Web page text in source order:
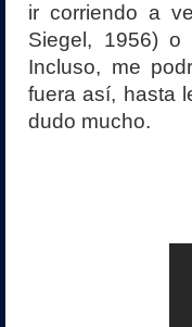
ir corriendo a
Siegel, 1956) o
Incluso, me
fuera así, hasta
dudo mucho.